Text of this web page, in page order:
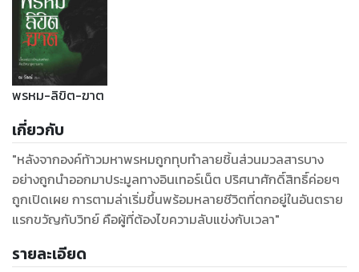
พรหม-ลิขิต-ฆาต
เกี่ยวกับ
"หลังจากองค์ท้าวมหาพรหมถูกทุบทำลายชิ้นส่วนมวลสารบาง
อย่างถูกนำออกมาประมูลทางอินเทอร์เน็ต ปริศนาศักดิ์สิทธิ์ค่อยๆ
ถูกเปิดเผย การตามล่าเริ่มขึ้นพร้อมหลายชีวิตที่ตกอยู่ในอันตราย
แรกขวัญกับวิทย์ คือผู้ที่ต้องไขความลับแข่งกับเวลา"
รายละเอียด